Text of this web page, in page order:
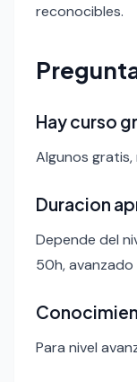
reconocibles.
Hay curso
Algunos gratis,
Duracion
Depende del
50h, avanzado
Para nivel